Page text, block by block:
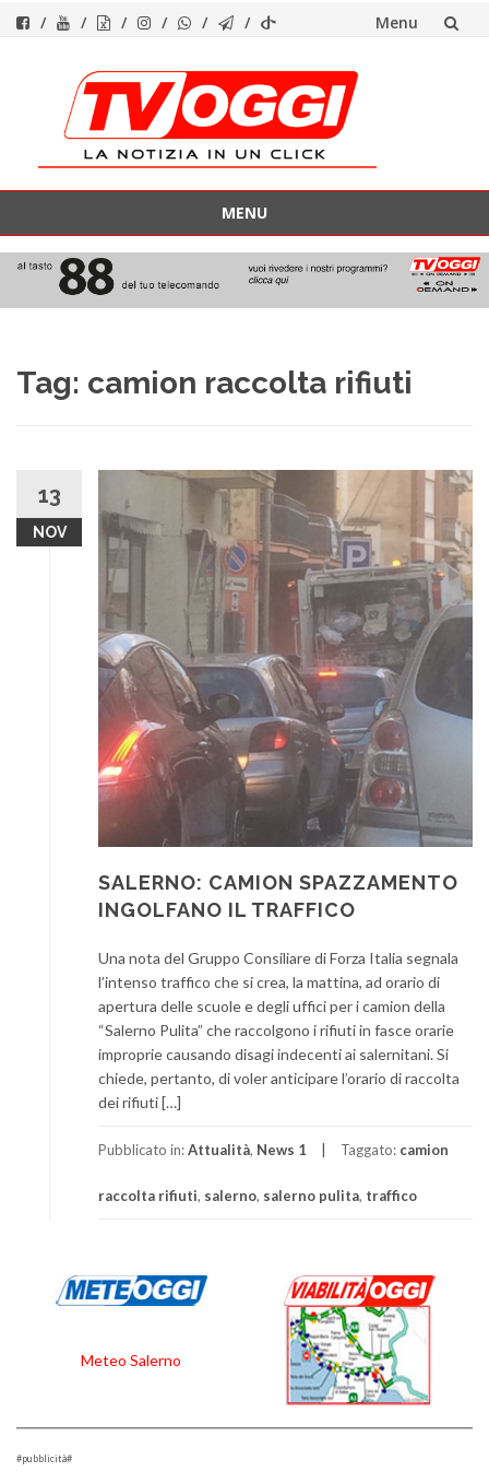
Menu
contenuto
MENU
contenuto
Tag: camion raccolta rifiuti
13
NOV
SALERNO: CAMION SPAZZAMENTO
INGOLFANO IL TRAFFICO
Una nota del Gruppo Consiliare di Forza Italia segnala
l’intenso traffico che si crea, la mattina, ad orario di
apertura delle scuole e degli uffici per i camion della
“Salerno Pulita” che raccolgono i rifiuti in fasce orarie
improprie causando disagi indecenti ai salernitani. Si
chiede, pertanto, di voler anticipare l’orario di raccolta
dei rifiuti […]
Pubblicato in:Attualità, News 1 Taggato: camion
raccolta rifiuti, salerno, salerno pulita, traffico
Meteo Salerno
#pubblicità#